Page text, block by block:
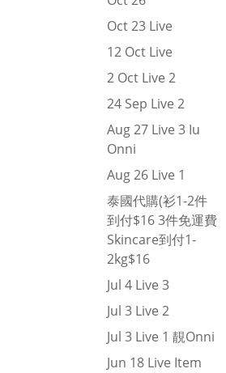
Oct 23 Live
12 Oct Live
2 Oct Live 2
24 Sep Live 2
Aug 27 Live 3 Iu
Onni
Aug 26 Live 1
泰國代購(衫1-2件
到付$16 3件免運費
Skincare到付1-
2kg$16
Jul 4 Live 3
Jul 3 Live 2
Jul 3 Live 1 靚onni
Jun 18 Live Item